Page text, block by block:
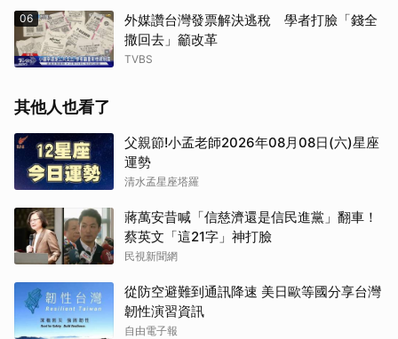
06
外媒讚台灣發票解決逃稅 學者打臉「錢全
撒回去」籲改革
TVBS
其他人也看了
父親節!小孟老師2026年08月08日(六)星座
運勢
清水孟星座塔羅
蔣萬安昔喊「信慈濟還是信民進黨」翻車！
蔡英文「這21字」神打臉
民視新聞網
從防空避難到通訊降速 美日歐等國分享台灣
韌性演習資訊
自由電子報